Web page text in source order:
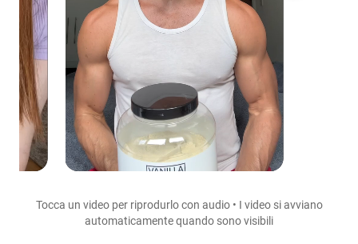
Tocca un video per riprodurlo con audio • I video si avviano
automaticamente quando sono visibili
Shipping Country: Language: